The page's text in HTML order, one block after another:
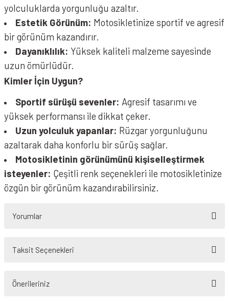
yolculuklarda yorgunluğu azaltır.
Estetik Görünüm: Motosikletinize sportif ve agresif
bir görünüm kazandırır.
Dayanıklılık: Yüksek kaliteli malzeme sayesinde
uzun ömürlüdür.
Kimler İçin Uygun?
Sportif sürüşü sevenler: Agresif tasarımı ve
yüksek performansı ile dikkat çeker.
Uzun yolculuk yapanlar: Rüzgar yorgunluğunu
azaltarak daha konforlu bir sürüş sağlar.
Motosikletinin görünümünü kişiselleştirmek
isteyenler: Çeşitli renk seçenekleri ile motosikletinize
özgün bir görünüm kazandırabilirsiniz.
Yorumlar
Taksit Seçenekleri
Önerileriniz